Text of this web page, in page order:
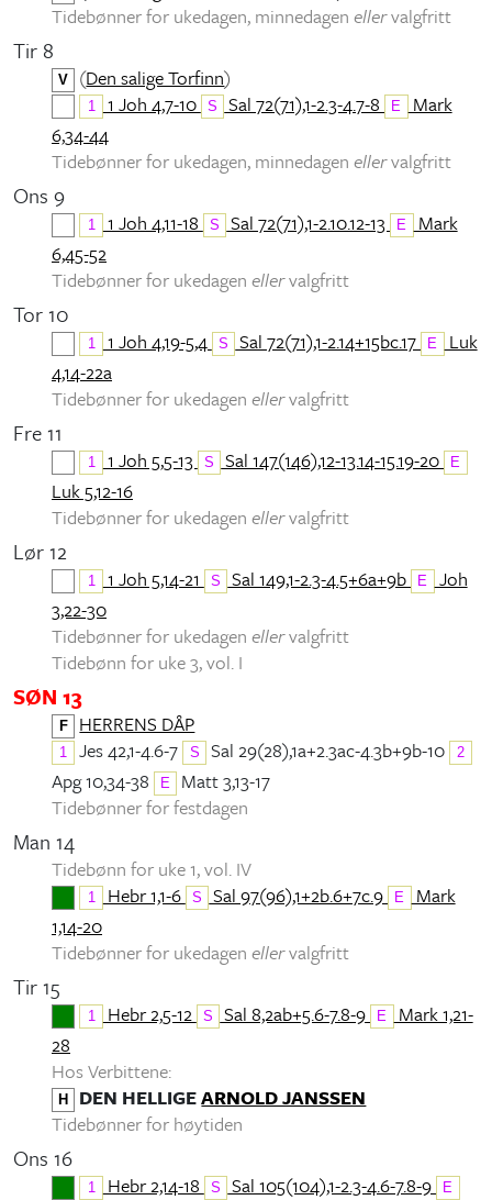
Tidebønner for ukedagen, minnedagen ellervalgfritt
Tir 8
V (Den salige Torfinn)
1 1 Joh 4,7-10 S Sal 72(71),1-2.3-4.7-8 E Mark
6,34-44
Tidebønner for ukedagen, minnedagen ellervalgfritt
Ons 9
1 1 Joh 4,11-18 S Sal 72(71),1-2.10.12-13 E Mark
6,45-52
Tidebønner for ukedagen ellervalgfritt
Tor 10
1 1 Joh 4,19-5,4 S Sal 72(71),1-2.14+15bc.17 E Luk
4,14-22a
Tidebønner for ukedagen ellervalgfritt
Fre 11
1 1 Joh 5,5-13 S Sal 147(146),12-13.14-15.19-20 E
Luk 5,12-16
Tidebønner for ukedagen ellervalgfritt
Lør 12
1 1 Joh 5,14-21 S Sal 149,1-2.3-4.5+6a+9b E Joh
3,22-30
Tidebønner for ukedagen ellervalgfritt
Tidebønn for uke 3, vol. I
SØN 13
F HERRENS DÅP
1 Jes 42,1-4.6-7 S Sal 29(28),1a+2.3ac-4.3b+9b-10 2
Apg 10,34-38 E
Matt 3,13-17
Tidebønner for festdagen
Man 14
Tidebønn for uke 1, vol. IV
1 Hebr 1,1-6 S Sal 97(96),1+2b.6+7c.9 E Mark
1,14-20
Tidebønner for ukedagen ellervalgfritt
Tir 15
1 Hebr 2,5-12 S Sal 8,2ab+5.6-7.8-9 E Mark 1,21-
28
Hos Verbittene:
H DEN HELLIGEARNOLD JANSSEN
Tidebønner for høytiden
Ons 16
1 Hebr 2,14-18 S Sal 105(104),1-2.3-4.6-7.8-9 E